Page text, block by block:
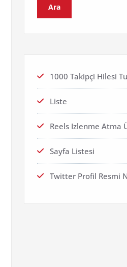
Ara
1000 Takipçi Hilesi
Liste
Reels Izlenme Atma
Sayfa Listesi
Twitter Profil Resmi